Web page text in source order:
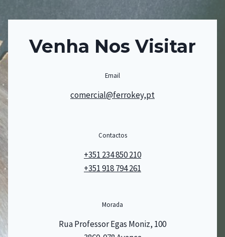
Venha Nos Visitar
Email
comercial@ferrokey,pt
Contactos
+351 234 850 210
+351 918 794 261
Morada
Rua Professor Egas Moniz, 100